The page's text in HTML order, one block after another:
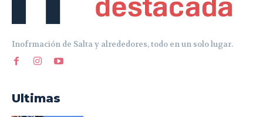
Inofrmación de Salta y alrededores, todo en un solo lugar.
Ultimas